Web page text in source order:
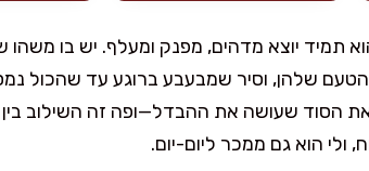
תמיד יוצא מדהים, מפנק ומעלף. יש בו
שלהן, וסיר שמבעבע ברוגע עד שהכול
הסוד שעושה את ההבדל—ופה זה השילוב
ולי הוא גם ממכר ליום-יום.